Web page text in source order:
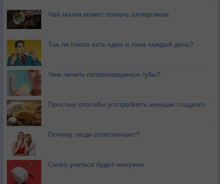
Чай матча может помочь аллергикам
Так ли плохо есть одно и тоже каждый день?
Чем лечить потрескавшиеся губы?
Простые способы употреблять меньше сладкого
Почему люди сплетничают?
Скоро учиться будет ненужно